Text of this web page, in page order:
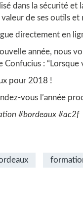
dans la sécurité
de ses outils
directement en
année, nous
: “Lorsque
pour 2018 !
vous l’année
#bordeaux #ac2f